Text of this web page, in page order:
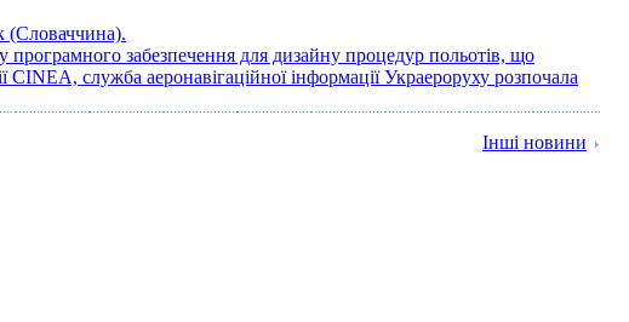
(Словаччина).
програмного забезпечення для дизайну процедур польотів, що
служба аеронавігаційної інформації Украероруху розпочала
Інші новини